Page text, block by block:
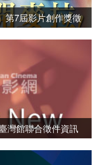
第7屆影片創作獎徵
30日止受理報名
灣館聯合徵件資訊